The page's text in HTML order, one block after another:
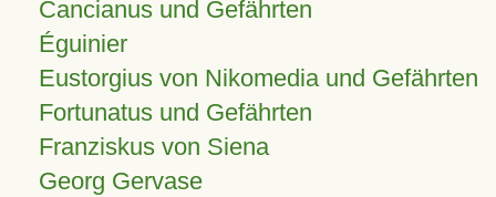
Cancianus und Gefährten
Éguinier
Eustorgius von Nikomedia und Gefährten
Fortunatus und Gefährten
Franziskus von Siena
Georg Gervase